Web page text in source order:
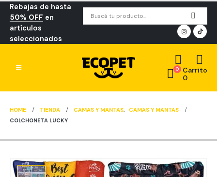
Rebajas de hasta
50% OFF en
artículos
seleccionados
0
Carrito
0
HOME TIENDA CAMAS Y MANTAS,
CAMAS Y MANTAS
COLCHONETA LUCKY